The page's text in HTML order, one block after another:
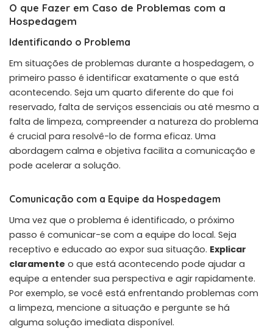
O que Fazer em Caso de Problemas com a
Hospedagem
Identificando o Problema
Em situações de problemas durante a hospedagem, o
primeiro passo é identificar exatamente o que está
acontecendo. Seja um quarto diferente do que foi
reservado, falta de serviços essenciais ou até mesmo a
falta de limpeza, compreender a natureza do problema
é crucial para resolvê-lo de forma eficaz. Uma
abordagem calma e objetiva facilita a comunicação e
pode acelerar a solução.
Comunicação com a Equipe da Hospedagem
Uma vez que o problema é identificado, o próximo
passo é comunicar-se com a equipe do local. Seja
receptivo e educado ao expor sua situação. Explicar
claramente o que está acontecendo pode ajudar a
equipe a entender sua perspectiva e agir rapidamente.
Por exemplo, se você está enfrentando problemas com
a limpeza, mencione a situação e pergunte se há
alguma solução imediata disponível.